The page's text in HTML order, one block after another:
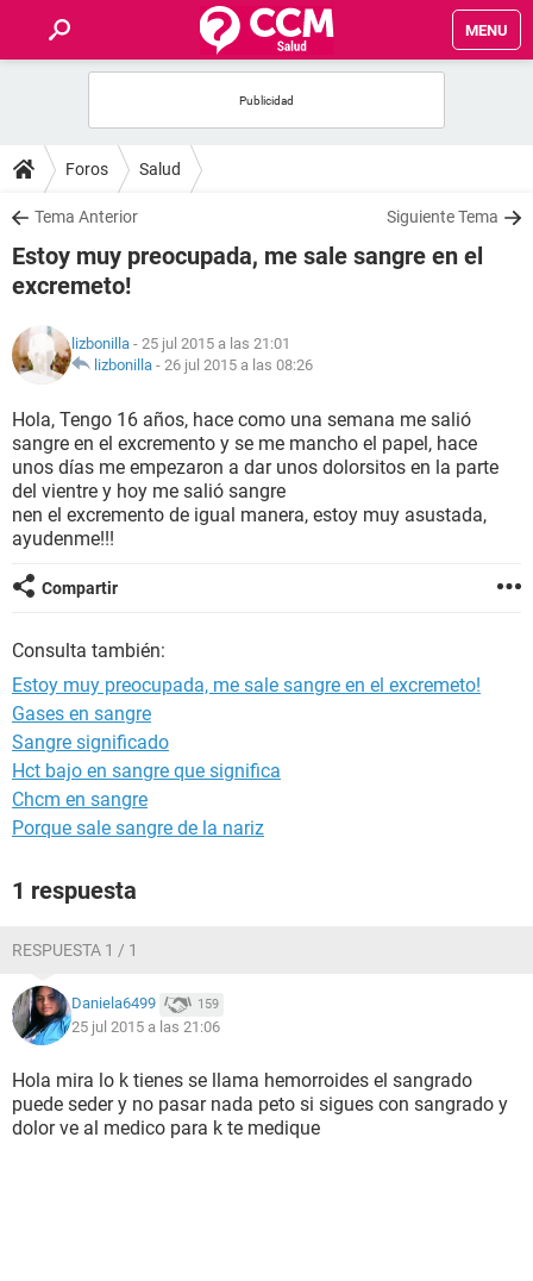
MENU
FOROS
SALUD
FAMILIA
NUTRICIÓN
SEXUALIDAD
GLOSARIO
Foros Salud
Tema Anterior Siguiente Tema
Estoy muy preocupada, me sale sangre en el
excremeto!
lizbonilla - 25 jul 2015 a las 21:01
lizbonilla - 26 jul 2015 a las 08:26
Hola, Tengo 16 años, hace como una semana me salió
sangre en el excremento y se me mancho el papel, hace
unos días me empezaron a dar unos dolorsitos en la parte
del vientre y hoy me salió sangre
nen el excremento de igual manera, estoy muy asustada,
ayudenme!!!
Compartir
Consulta también:
Estoy muy preocupada, me sale sangre en el excremeto!
Gases en sangre
Sangre significado
Hct bajo en sangre que significa
Chcm en sangre
Porque sale sangre de la nariz
1 respuesta
RESPUESTA 1 / 1
Daniela6499 159
25 jul 2015 a las 21:06
Hola mira lo k tienes se llama hemorroides el sangrado
puede seder y no pasar nada peto si sigues con sangrado y
dolor ve al medico para k te medique